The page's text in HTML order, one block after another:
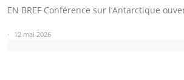
EN BREF Conférence sur l’Antarctique
12 mai 2026